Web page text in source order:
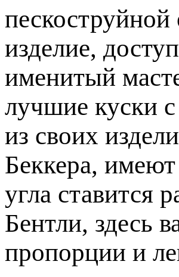
пескоструйной
изделие,
именитый
лучшие куски
из своих
Беккера, имеют
угла ставится
Бентли, здесь
пропорции и